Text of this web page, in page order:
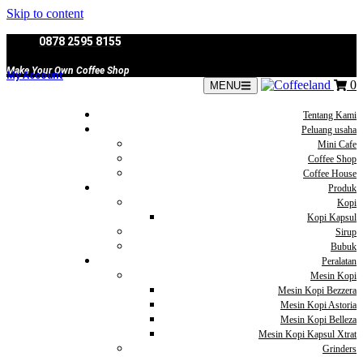
Skip to content
0878 2595 8155
Make Your Own Coffee Shop
My Account
MENU 0
Tentang Kami
Peluang usaha
Mini Cafe
Coffee Shop
Coffee House
Produk
Kopi
Kopi Kapsul
Sirup
Bubuk
Peralatan
Mesin Kopi
Mesin Kopi Bezzera
Mesin Kopi Astoria
Mesin Kopi Belleza
Mesin Kopi Kapsul Xtrat
Grinders